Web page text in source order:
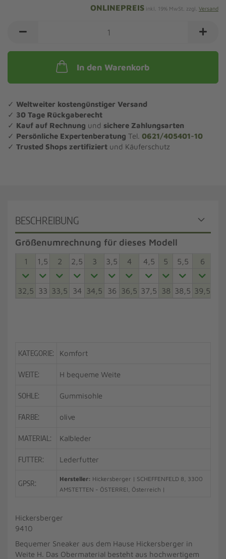
ONLINEPREIS inkl. 19% MwSt. zzgl. Versand
In den Warenkorb
✓ Weltweiter kostengünstiger Versand
✓ 30 Tage Rückgaberecht
✓ Kauf auf Rechnung und sichere Zahlungsarten
✓ Persönliche Expertenberatung Tel. 0621/405401-10
✓ Trusted Shops zertifiziert und Käuferschutz
BESCHREIBUNG
Größenumrechnung für dieses Modell
1 1,5 2 2,5 3 3,5 4 4,5 5 5,5 6
32,5 33 33,5 34 34,5 36 36,5 37,5 38 38,5 39,5
KATEGORIE: Komfort
WEITE: H bequeme Weite
SOHLE: Gummisohle
FARBE: olive
MATERIAL: Kalbleder
FUTTER: Lederfutter
GPSR: Hersteller: Hickersberger | SCHEFFENFELD 8, 3300
AMSTETTEN - ÖSTERREI, Österreich |
Hickersberger
9410
Bequemer Sneaker aus dem Hause Hickersberger in
Weite H. Das Obermaterial besteht aus hochwertigem